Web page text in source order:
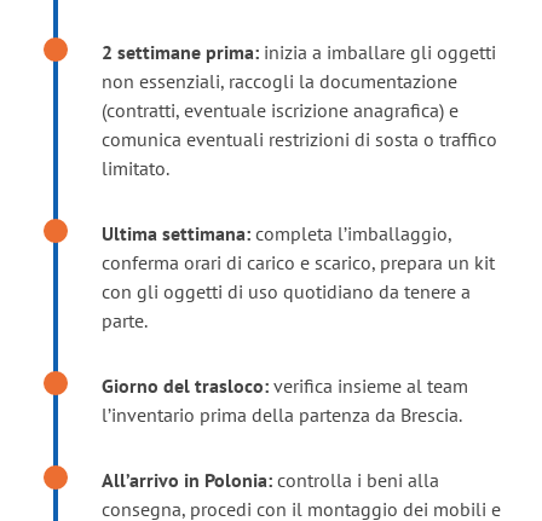
2 settimane prima: inizia a imballare gli oggetti
non essenziali, raccogli la documentazione
(contratti, eventuale iscrizione anagrafica) e
comunica eventuali restrizioni di sosta o traffico
limitato.
Ultima settimana: completa l’imballaggio,
conferma orari di carico e scarico, prepara un kit
con gli oggetti di uso quotidiano da tenere a
parte.
Giorno del trasloco: verifica insieme al team
l’inventario prima della partenza da Brescia.
All’arrivo in Polonia: controlla i beni alla
consegna, procedi con il montaggio dei mobili e